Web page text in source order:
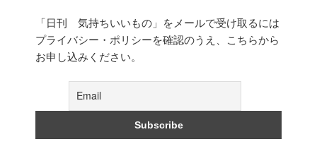
「日刊 気持ちいいもの」をメールで受け取るには
プライバシー・ポリシーを確認のうえ、こちらから
お申し込みください。